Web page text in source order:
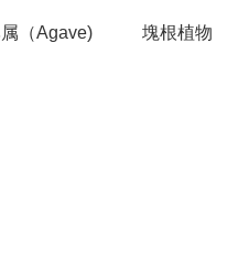
（Agave) 塊根植物